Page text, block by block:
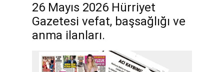
26 Mayıs 2026 Hürriyet
Gazetesi vefat, başsağlığı ve
anma ilanları.